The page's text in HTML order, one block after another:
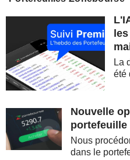
La
été
Nouvelle
portefeuille
Nous
dans le